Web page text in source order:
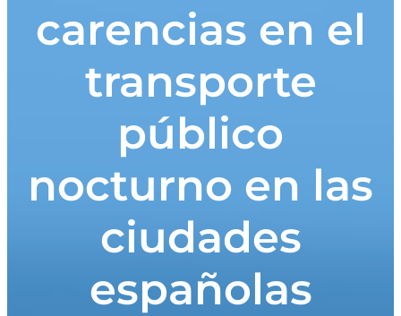
carencias en el
transporte
público
nocturno en las
ciudades
españolas